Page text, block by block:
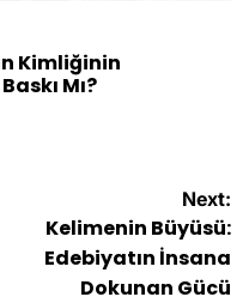
Kimliğinin
Mı?
Next:
Kelimenin Büyüsü:
Edebiyatın İnsana
Dokunan Gücü